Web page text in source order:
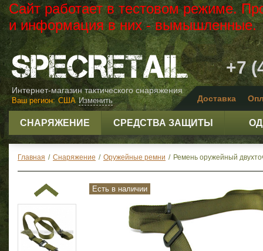
Сайт работает в тестовом режиме.
и информация в них - вымышленные.
Интернет-магазин тактического снаряжения
+7
Доставка
Изменить
Ваш регион: США
СНАРЯЖЕНИЕ СРЕДСТВА ЗАЩИТЫ
Главная / Снаряжение / Оружейные ремни / Ремень оружейный
Есть в наличии